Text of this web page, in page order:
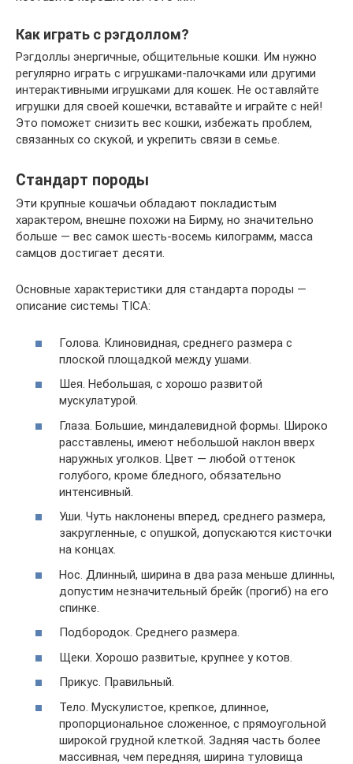
Как играть с рэгдоллом?
Рэгдоллы энергичные, общительные кошки. Им нужно
регулярно играть с игрушками-палочками или другими
интерактивными игрушками для кошек. Не оставляйте
игрушки для своей кошечки, вставайте и играйте с ней!
Это поможет снизить вес кошки, избежать проблем,
связанных со скукой, и укрепить связи в семье.
Стандарт породы
Эти крупные кошачьи обладают покладистым
характером, внешне похожи на Бирму, но значительно
больше — вес самок шесть-восемь килограмм, масса
самцов достигает десяти.
Основные характеристики для стандарта породы —
описание системы TICA:
Голова. Клиновидная, среднего размера с
плоской площадкой между ушами.
Шея. Небольшая, с хорошо развитой
мускулатурой.
Глаза. Большие, миндалевидной формы. Широко
расставлены, имеют небольшой наклон вверх
наружных уголков. Цвет — любой оттенок
голубого, кроме бледного, обязательно
интенсивный.
Уши. Чуть наклонены вперед, среднего размера,
закругленные, с опушкой, допускаются кисточки
на концах.
Нос. Длинный, ширина в два раза меньше длинны,
допустим незначительный брейк (прогиб) на его
спинке.
Подбородок. Среднего размера.
Щеки. Хорошо развитые, крупнее у котов.
Прикус. Правильный.
Тело. Мускулистое, крепкое, длинное,
пропорциональное сложенное, с прямоугольной
широкой грудной клеткой. Задняя часть более
массивная, чем передняя, ширина туловища